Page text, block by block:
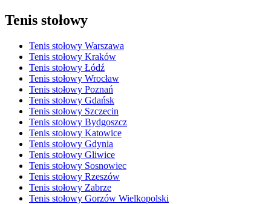
Tenis stołowy
Tenis stołowy Warszawa
Tenis stołowy Kraków
Tenis stołowy Łódź
Tenis stołowy Wrocław
Tenis stołowy Poznań
Tenis stołowy Gdańsk
Tenis stołowy Szczecin
Tenis stołowy Bydgoszcz
Tenis stołowy Katowice
Tenis stołowy Gdynia
Tenis stołowy Gliwice
Tenis stołowy Sosnowiec
Tenis stołowy Rzeszów
Tenis stołowy Zabrze
Tenis stołowy Gorzów Wielkopolski